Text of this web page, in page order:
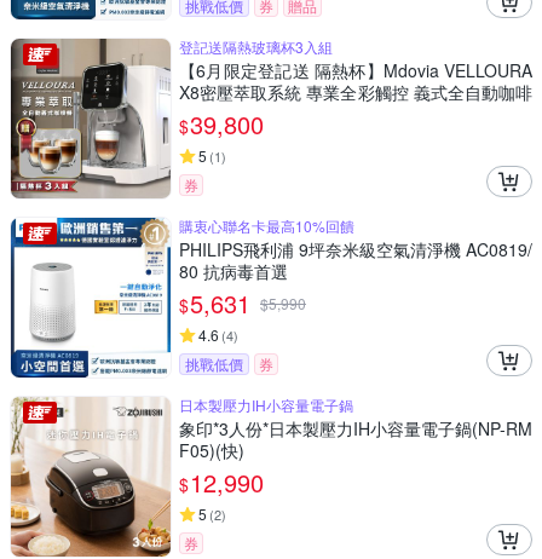
挑戰低價 券
贈品
登記送隔熱玻璃杯3入組
【6月限定登記送 隔熱杯】Mdovia VELLOURA
X8密壓萃取系統 專業全彩觸控 義式全自動咖啡
機
$39,800
5 (1)
券
購衷心聯名卡最高10%回饋
PHILIPS飛利浦 9坪奈米級空氣清淨機 AC0819/
80 抗病毒首選
$5,631 $5,990
4.6 (4)
挑戰低價
券
日本製壓力IH小容量電子鍋
象印*3人份*日本製壓力IH小容量電子鍋(NP-RM
F05)(快)
$12,990
5 (2)
券